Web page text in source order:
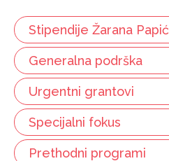
Stipendije Žarana Papić
Generalna podrška
Urgentni grantovi
Specijalni fokus
Prethodni programi